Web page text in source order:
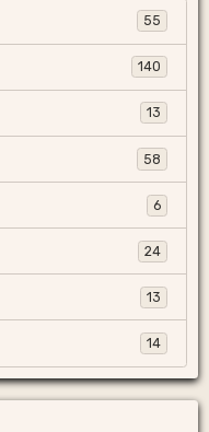
55
140
13
58
6
24
13
14